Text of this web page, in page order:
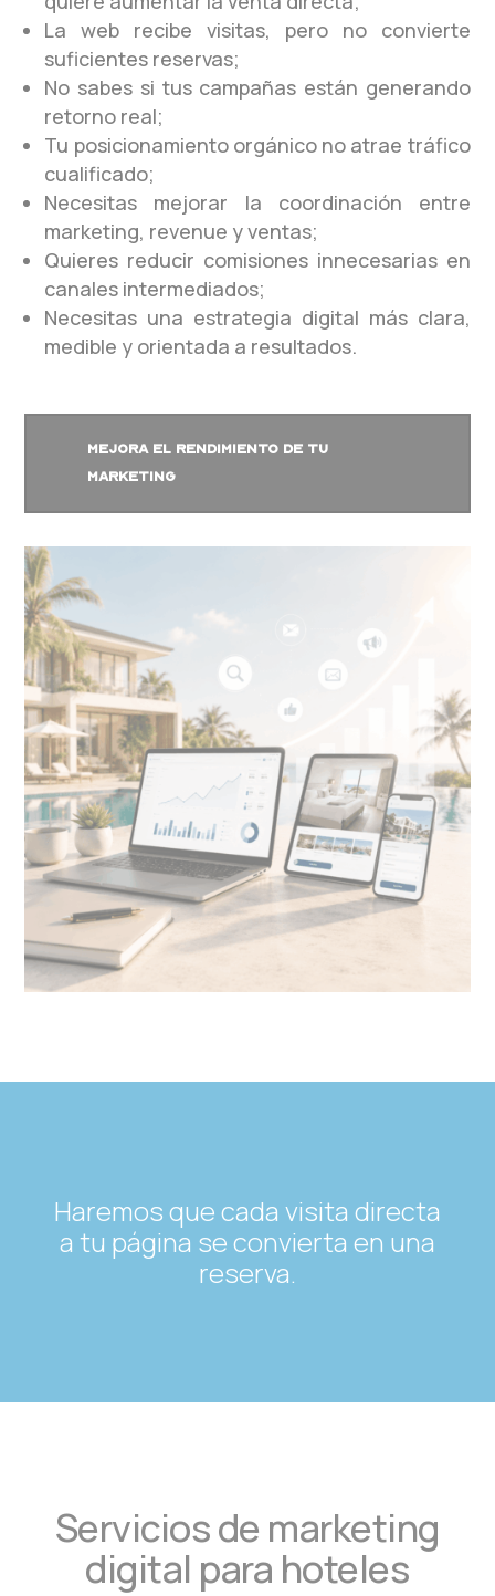
La web recibe visitas, pero no convierte
suficientes reservas;
No sabes si tus campañas están generando
retorno real;
Tu posicionamiento orgánico no atrae tráfico
cualificado;
Necesitas mejorar la coordinación entre
marketing, revenue y ventas;
Quieres reducir comisiones innecesarias en
canales intermediados;
Necesitas una estrategia digital más clara,
medible y orientada a resultados.
MEJORA EL RENDIMIENTO DE TU
MARKETING
Haremos que cada visita directa
a tu página se convierta en una
reserva.
Servicios de marketing
digital para hoteles